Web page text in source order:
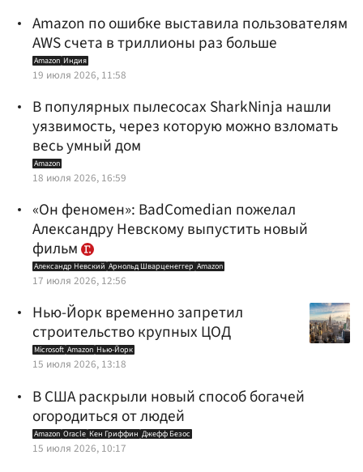
Amazon по ошибке выставила пользователям
AWS счета в триллионы раз больше
Amazon Индия
19 июля 2026, 11:58
В популярных пылесосах SharkNinja нашли
уязвимость, через которую можно взломать
весь умный дом
Amazon
18 июля 2026, 16:59
«Он феномен»: BadComedian пожелал
Александру Невскому выпустить новый
фильм
Александр Невский Арнольд Шварценеггер Amazon
17 июля 2026, 12:56
Нью-Йорк временно запретил
строительство крупных ЦОД
Microsoft Amazon Нью-Йорк
15 июля 2026, 13:18
В США раскрыли новый способ богачей
огородиться от людей
Amazon Oracle Кен Гриффин Джефф Безос
15 июля 2026, 10:17